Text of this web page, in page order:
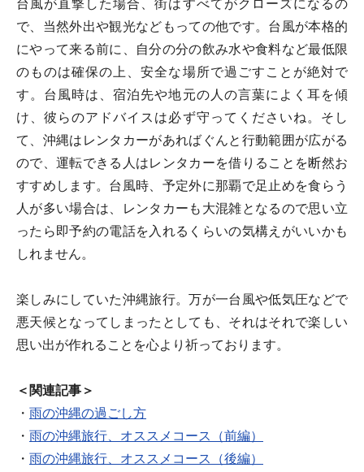
台風が直撃した場合、街はすべてがクローズになるの
で、当然外出や観光などもっての他です。台風が本格的
にやって来る前に、自分の分の飲み水や食料など最低限
のものは確保の上、安全な場所で過ごすことが絶対で
す。台風時は、宿泊先や地元の人の言葉によく耳を傾
け、彼らのアドバイスは必ず守ってくださいね。そし
て、沖縄はレンタカーがあればぐんと行動範囲が広がる
ので、運転できる人はレンタカーを借りることを断然お
すすめします。台風時、予定外に那覇で足止めを食らう
人が多い場合は、レンタカーも大混雑となるので思い立
ったら即予約の電話を入れるくらいの気構えがいいかも
しれません。
楽しみにしていた沖縄旅行。万が一台風や低気圧などで
悪天候となってしまったとしても、それはそれで楽しい
思い出が作れることを心より祈っております。
＜関連記事＞
・ 雨の沖縄の過ごし方
・ 雨の沖縄旅行、オススメコース（前編）
・ 雨の沖縄旅行、オススメコース（後編）